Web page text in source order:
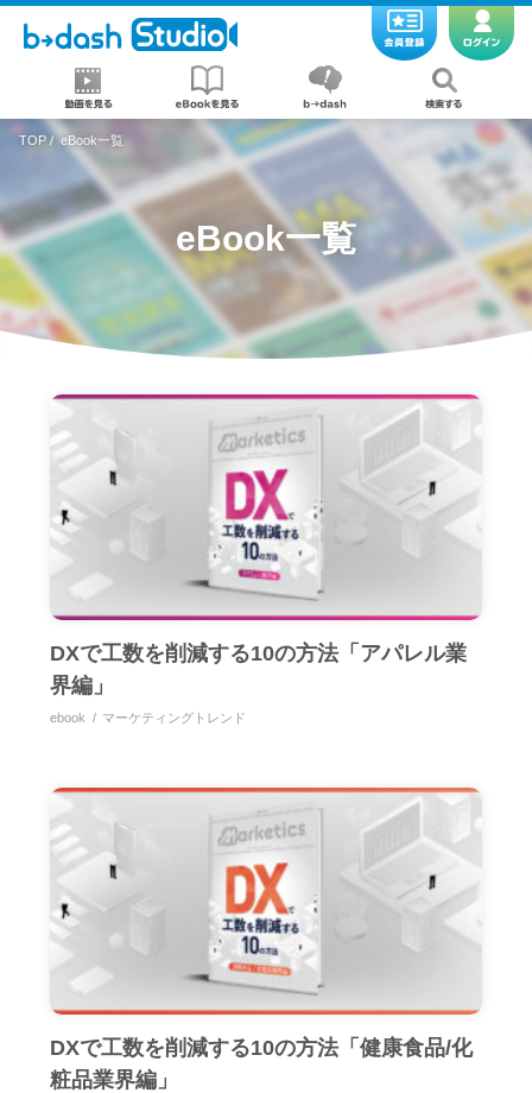
TOP / eBook一覧
eBook一覧
DXで工数を削減する10の方法「アパレル業
界編」
ebook マーケティングトレンド
DXで工数を削減する10の方法「健康食品/化
粧品業界編」